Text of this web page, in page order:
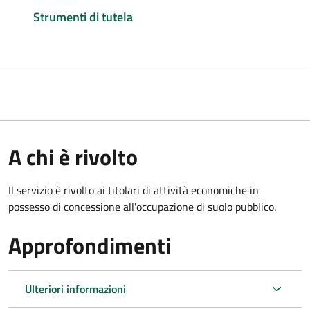
Strumenti di tutela
A chi è rivolto
Il servizio è rivolto ai titolari di attività economiche in
possesso di concessione all'occupazione di suolo pubblico.
Approfondimenti
Ulteriori informazioni